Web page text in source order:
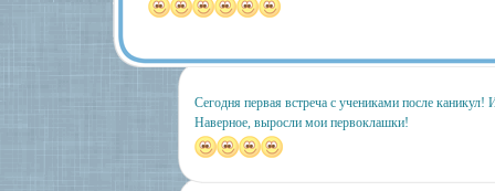
Сегодня первая встреча с учениками после каникул!
Наверное, выросли мои первоклашки!